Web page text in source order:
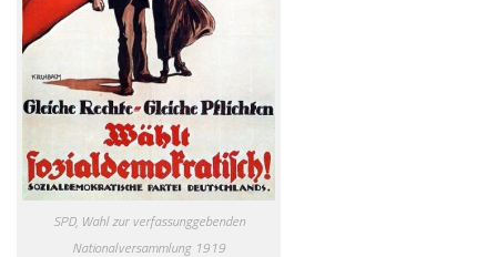
SPD, Wahl zur verfassunggebenden
Nationalversammlung 1919